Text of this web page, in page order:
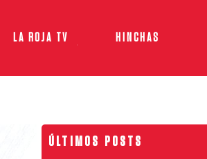
LA ROJA TV HINCHAS
ÚLTIMOS POSTS